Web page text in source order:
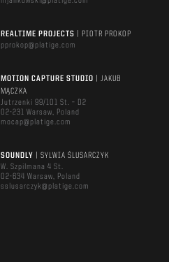
REALTIME PROJECTS
| PIOTR PROKOP
pprokop@platige.com
MOTION CAPTURE STUDIO
| JAKUB
MĄCZKA
Jutrzenki 99/101 St. – D2
02-231 Warsaw, Poland
mocap@platige.com
SOUNDLY
| SYLWIA ŚLUSARCZYK
W. Szpilmana 4 St.
02-634 Warsaw, Poland
sslusarczyk@platige.com